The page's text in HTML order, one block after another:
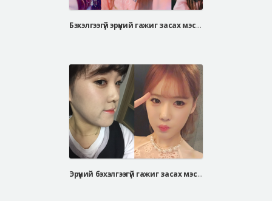
Бэхэлгээгүй эрүүний гажиг засах мэс засал, V-line дөрвөлжин эрүүний мэс засал
Эрүүний бэхэлгээгүй гажиг засах мэс засал, V хэлбэрийн эрүүний мэс засал